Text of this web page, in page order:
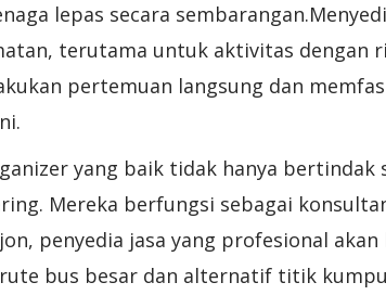
lepas secara
terutama untuk aktivitas dengan
pertemuan langsung dan
yang baik tidak hanya
Mereka berfungsi sebagai
penyedia jasa yang profesional
bus besar dan alternatif titik